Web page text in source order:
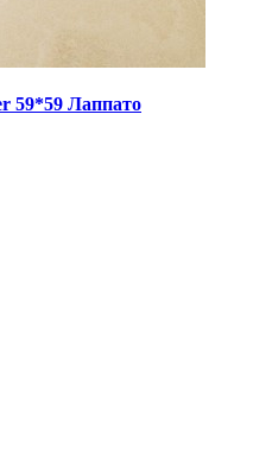
59*59 Лаппато